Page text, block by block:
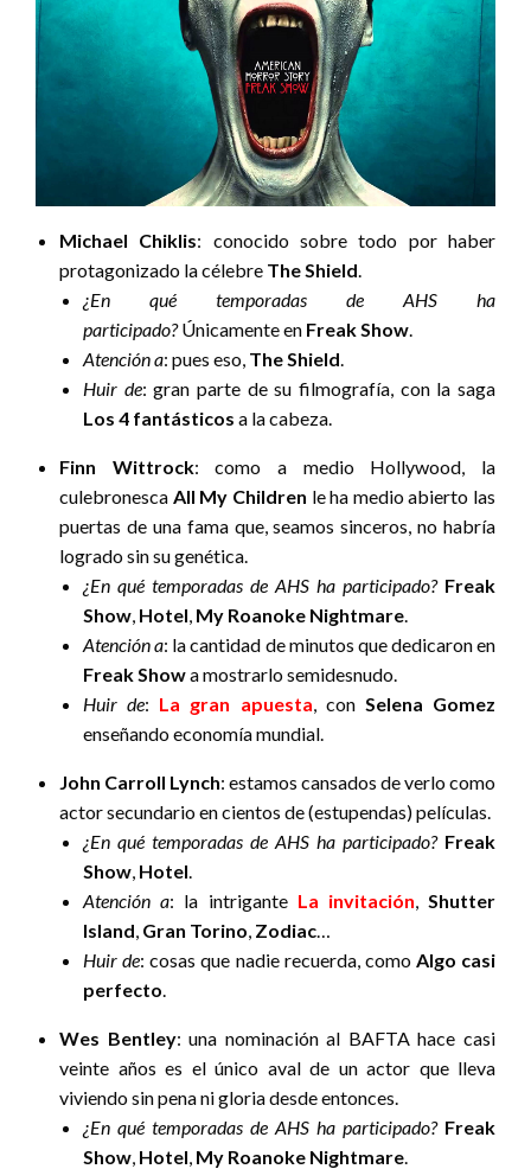
Michael Chiklis: conocido sobre todo por haber
protagonizado la célebre The Shield.
¿En qué temporadas de AHS ha
participado?Únicamente en Freak Show.
Atención a: pues eso, The Shield.
Huir de: gran parte de su filmografía, con la saga
Los 4 fantásticos a la cabeza.
Finn Wittrock: como a medio Hollywood, la
culebronesca All My Children le ha medio abierto las
puertas de una fama que, seamos sinceros, no habría
logrado sin su genética.
¿En qué temporadas de AHS ha participado? Freak
Show, Hotel, My Roanoke Nightmare.
Atención a: la cantidad de minutos que dedicaron en
Freak Showa mostrarlo semidesnudo.
Huir de: La gran apuesta, conSelena Gomez
enseñando economía mundial.
John Carroll Lynch: estamos cansados de verlo como
actor secundario en cientos de (estupendas) películas.
¿En qué temporadas de AHS ha participado? Freak
Show, Hotel.
Atención a: la intrigante La invitación,Shutter
Island, Gran Torino, Zodiac…
Huir de: cosas que nadie recuerda, como Algo casi
perfecto.
Wes Bentley: una nominación al BAFTA hace casi
veinte años es el único aval de un actor que lleva
viviendo sin pena ni gloria desde entonces.
¿En qué temporadas de AHS ha participado? Freak
Show, Hotel, My Roanoke Nightmare.